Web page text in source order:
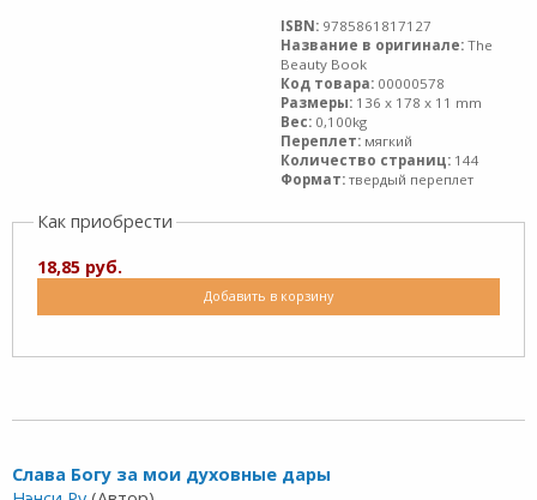
ISBN: 9785861817127
Название в оригинале: The
Beauty Book
Код товара: 00000578
Размеры: 136 x 178 x 11 mm
Вес: 0,100kg
Переплет: мягкий
Количество страниц: 144
Формат: твердый переплет
Как приобрести
18,85 руб.
Добавить в корзину
Слава Богу за мои духовные дары